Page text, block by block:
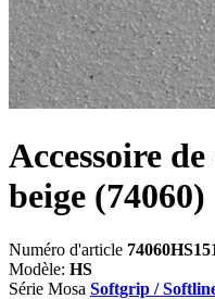
Accessoire
beige (74060)
Numéro d'article
Modèle: HS
Série Mosa Softgrip /